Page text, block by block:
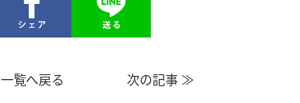
一覧へ戻る 次の記事 ≫